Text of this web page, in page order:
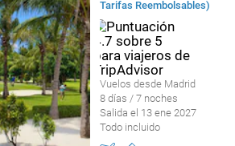
Tarifas Reembolsables)
Vuelos desde Madrid
8 días / 7 noches
Salida el 13 ene 2027
Todo incluido